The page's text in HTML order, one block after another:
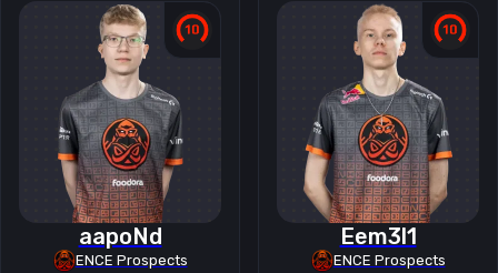
aapoNd
ENCE Prospects
Eem3l1
ENCE Prospects